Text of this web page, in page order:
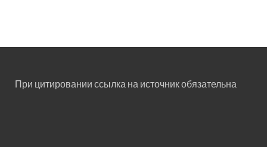
При цитировании ссылка на источник обязательна